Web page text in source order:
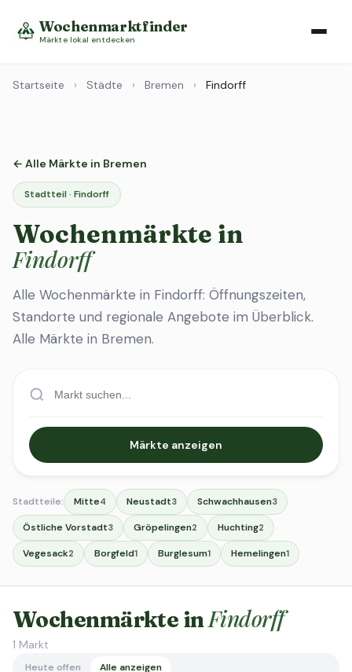
Wochenmarktfinder
Märkte lokal entdecken
Startseite › Städte › Bremen › Findorff
← Alle Märkte in Bremen
Stadtteil · Findorff
Wochenmärkte in
Findorff
Alle Wochenmärkte in Findorff: Öffnungszeiten,
Standorte und regionale Angebote im Überblick.
Alle Märkte in Bremen.
Märkte anzeigen
Stadtteile: Mitte4 Neustadt3 Schwachhausen3
Östliche Vorstadt3 Gröpelingen2 Huchting2
Vegesack2 Borgfeld1 Burglesum1 Hemelingen1
Wochenmärkte inFindorff
1 Markt
Heute offen Alle anzeigen